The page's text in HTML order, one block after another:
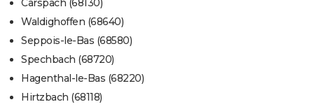
Carspach (68130)
Waldighoffen (68640)
Seppois-le-Bas (68580)
Spechbach (68720)
Hagenthal-le-Bas (68220)
Hirtzbach (68118)